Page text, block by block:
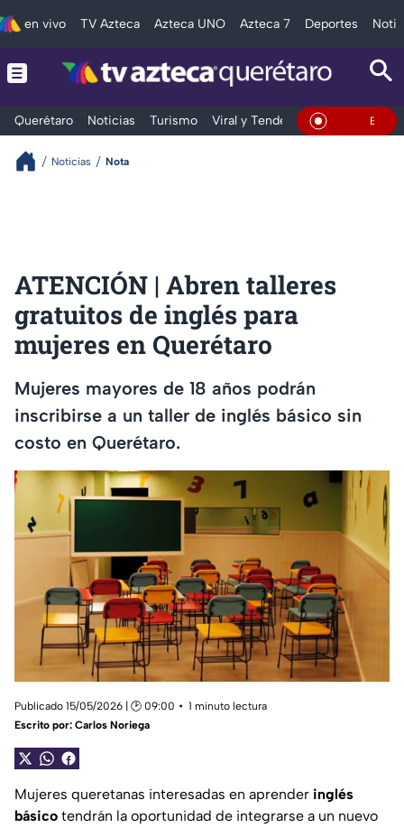
en vivo TV Azteca Azteca UNO Azteca 7 Deportes
Querétaro Noticias Turismo Viral y Tendencia Clima En Vivo
Noticias Nota
ATENCIÓN | Abren talleres
gratuitos de inglés para
mujeres en Querétaro
Mujeres mayores de 18 años podrán
inscribirse a un taller de inglés básico sin
costo en Querétaro.
Publicado 15/05/2026 | 🕑 09:00
1 minuto lectura
Escrito por: Carlos Noriega
Mujeres queretanas interesadas en aprender inglés
básico tendrán la oportunidad de integrarse a un nuevo